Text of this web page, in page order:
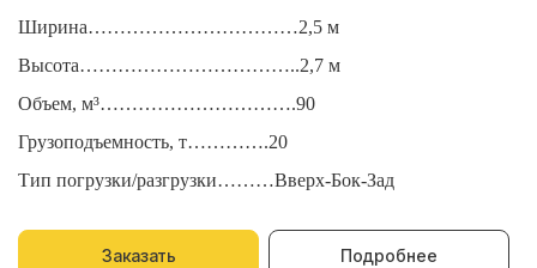
Ширина……………………………2,5 м
Высота……………………………..2,7 м
Объем, м³………………………….90
Грузоподъемность, т………….20
Тип погрузки/разгрузки………Вверх-Бок-Зад
Заказать Подробнее